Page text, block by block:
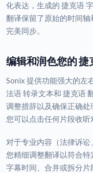
化表达，生成的 捷克语
翻译保留了原始的时间
完美同步。
编辑和润色您的 捷
Sonix 提供功能强大的左
法语 转录文本和 捷克语
调整措辞以及确保正确处
您可以点击任何片段收听
对于专业内容（法律诉
您精细调整翻译以符合
字幕时间、合并或拆分